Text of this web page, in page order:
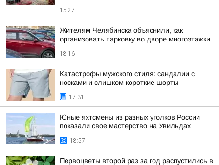
15:27
Жителям Челябинска объяснили, как
организовать парковку во дворе многоэтажки
18:16
Катастрофы мужского стиля: сандалии с
носками и слишком короткие шорты
17:31
Юные яхтсмены из разных уголков России
показали свое мастерство на Увильдах
18:57
Первоцветы второй раз за год распустились в